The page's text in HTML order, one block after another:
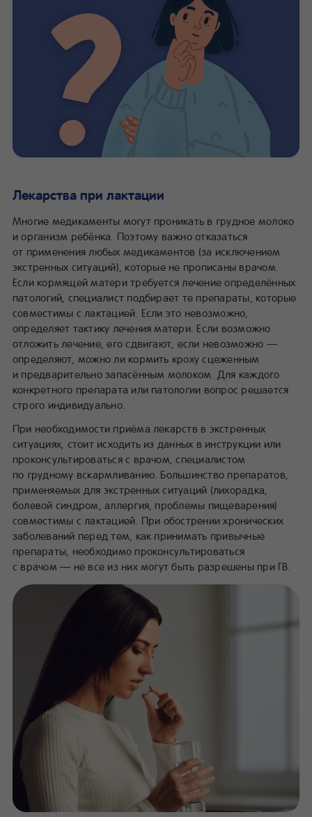
Лекарства при лактации
Многие медикаменты могут проникать в грудное молоко
и организм ребёнка. Поэтому важно отказаться
от применения любых медикаментов (за исключением
экстренных ситуаций), которые не прописаны врачом.
Если кормящей матери требуется лечение определённых
патологий, специалист подбирает те препараты, которые
совместимы с лактацией. Если это невозможно,
определяет тактику лечения матери. Если возможно
отложить лечение, его сдвигают, если невозможно —
определяют, можно ли кормить кроху сцеженным
и предварительно запасённым молоком. Для каждого
конкретного препарата или патологии вопрос решается
строго индивидуально.
При необходимости приёма лекарств в экстренных
ситуациях, стоит исходить из данных в инструкции или
проконсультироваться с врачом, специалистом
по грудному вскармливанию. Большинство препаратов,
применяемых для экстренных ситуаций (лихорадка,
болевой синдром, аллергия, проблемы пищеварения)
совместимы с лактацией. При обострении хронических
заболеваний перед тем, как принимать привычные
препараты, необходимо проконсультироваться
с врачом — не все из них могут быть разрешены при ГВ.